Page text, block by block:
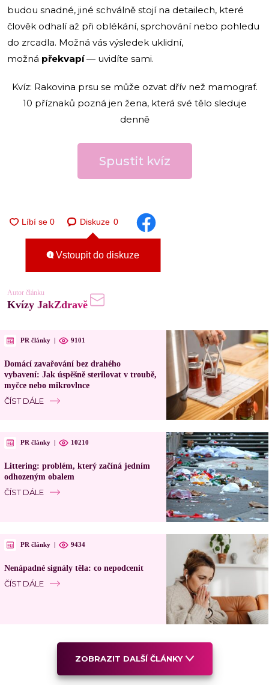
budou snadné, jiné schválně stojí na detailech, které
člověk odhalí až při oblékání, sprchování nebo pohledu
do zrcadla. Možná vás výsledek uklidní,
možná překvapí— uvidíte sami.
Kvíz: Rakovina prsu se může ozvat dřív než mamograf.
10 příznaků pozná jen žena, která své tělo sleduje
denně
Spustit kvíz
Diskuze 0
Vstoupit do diskuze
Autor článku
Kvízy JakZdravě
PR články 9101
Domácí zavařování bez drahého
vybavení: Jak úspěšně sterilovat v troubě,
myčce nebo mikrovlnce
ČÍST DÁLE
PR články 10210
Littering: problém, který začíná jedním
odhozeným obalem
ČÍST DÁLE
PR články 9434
Nenápadné signály těla: co nepodcenit
ČÍST DÁLE
ZOBRAZIT DALŠÍ ČLÁNKY